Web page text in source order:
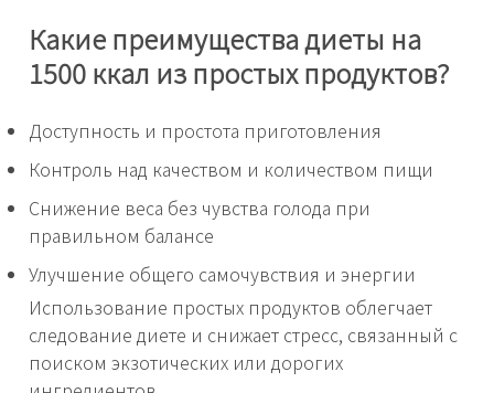
Какие преимущества диеты на
1500 ккал из простых продуктов?
Доступность и простота приготовления
Контроль над качеством и количеством пищи
Снижение веса без чувства голода при
правильном балансе
Улучшение общего самочувствия и энергии
Использование простых продуктов облегчает
следование диете и снижает стресс, связанный с
поиском экзотических или дорогих